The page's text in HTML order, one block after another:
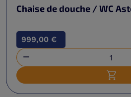
Chaise de douche / WC
999,00 €
